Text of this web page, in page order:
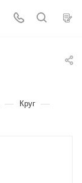
— Круг —